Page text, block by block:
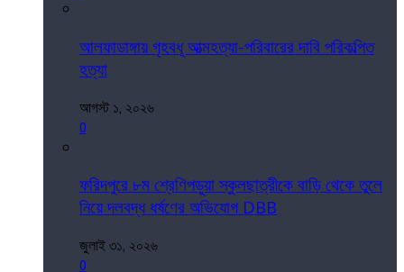
আলফাডাঙ্গায় গৃহবধূ আত্মহত্যা-পরিবারের দাবি পরিকল্পিত
হত্যা
আগস্ট ১, ২০২৬
0
ফরিদপুরে ৮ম শ্রেণিপড়ুয়া স্কুলছাত্রীকে বাড়ি থেকে তুলে
নিয়ে দলবদ্ধ ধর্ষণের অভিযোগ DBB
জুলাই ৩১, ২০২৬
0